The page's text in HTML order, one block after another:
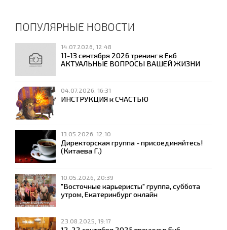
ПОПУЛЯРНЫЕ НОВОСТИ
14.07.2026, 12:48
11-13 сентября 2026 тренинг в Екб
АКТУАЛЬНЫЕ ВОПРОСЫ ВАШЕЙ ЖИЗНИ
04.07.2026, 16:31
ИНСТРУКЦИЯ к СЧАСТЬЮ
13.05.2026, 12:10
Директорская группа - присоединяйтесь!
(Китаева Г.)
10.05.2026, 20:39
"Восточные карьеристы" группа, суббота
утром, Екатеринбург онлайн
23.08.2025, 19:17